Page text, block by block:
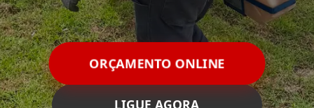
ORÇAMENTO ONLINE
LIGUE AGORA